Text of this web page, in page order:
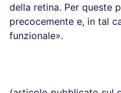
della retina. Per queste
precocemente e, in tal
funzionale».